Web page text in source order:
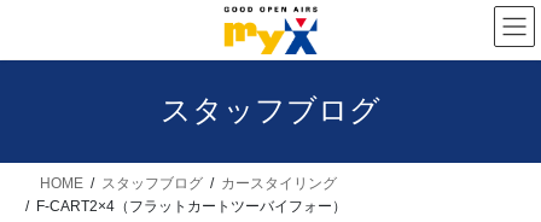
スタッフブログ
HOME スタッフブログ
カースタイリング
F-CART2×4（フラットカートツーバイフォー）